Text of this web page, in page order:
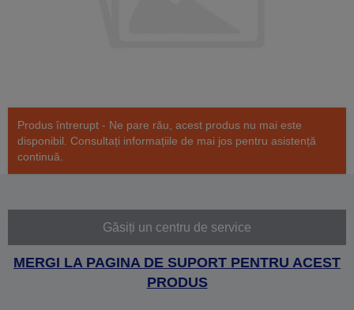
Produs întrerupt - Ne pare rău, acest produs nu mai este
disponibil. Consultați informațiile de mai jos pentru asistență
continuă.
Găsiți un centru de service
MERGI LA PAGINA DE SUPORT PENTRU ACEST
PRODUS